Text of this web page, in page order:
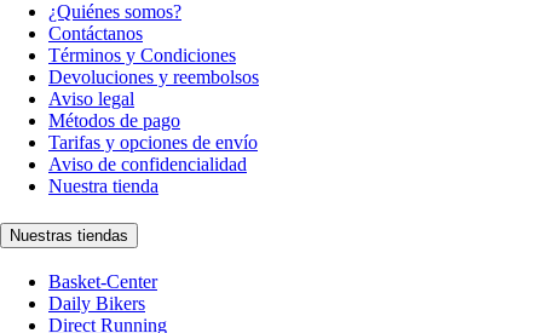
¿Quiénes somos?
Contáctanos
Términos y Condiciones
Devoluciones y reembolsos
Aviso legal
Métodos de pago
Tarifas y opciones de envío
Aviso de confidencialidad
Nuestra tienda
Nuestras tiendas
Basket-Center
Daily Bikers
Direct Running